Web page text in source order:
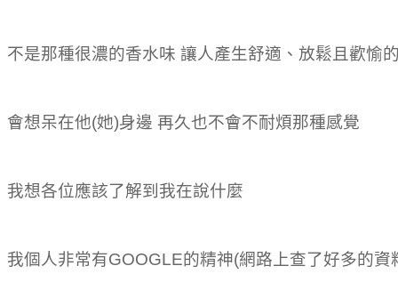
不是那種很濃的香水味 讓人產生舒適、放鬆且歡愉
會想呆在他(她)身邊 再久也不會不耐煩那種感覺
我想各位應該了解到我在說什麼
我個人非常有GOOGLE的精神(網路上查了好多的資